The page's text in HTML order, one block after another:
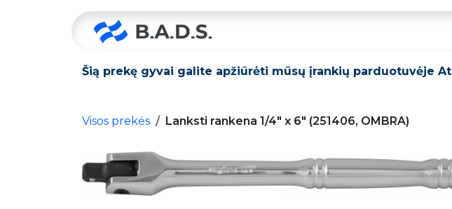
Šią prekę gyvai galite apžiūrėti mūsų įrankių parduotuvėje
Visos prekės Lanksti rankena 1/4" x 6" (251406, OMBRA)